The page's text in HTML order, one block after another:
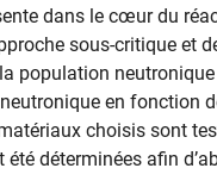
dans le cœur du
sous-critique et
population
en fonction
choisis sont
déterminées afin